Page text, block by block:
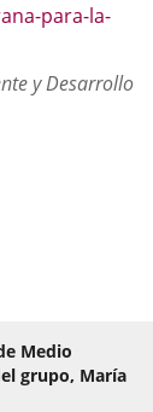
para-la-
y Desarrollo
Medio
grupo, María